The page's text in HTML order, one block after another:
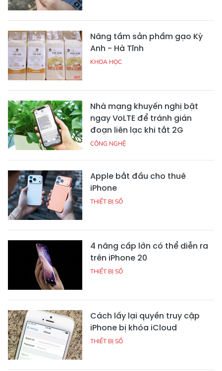
Nâng tầm sản phẩm gạo Kỳ
Anh - Hà Tĩnh
KHOA HỌC
Nhà mạng khuyến nghị bật
ngay VoLTE để tránh gián
đoạn liên lạc khi tắt 2G
CÔNG NGHỆ
Apple bắt đầu cho thuê
iPhone
THIẾT BỊ SỐ
4 nâng cấp lớn có thể diễn ra
trên iPhone 20
THIẾT BỊ SỐ
Cách lấy lại quyền truy cập
iPhone bị khóa iCloud
THIẾT BỊ SỐ